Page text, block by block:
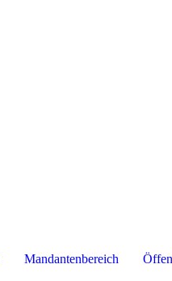
Mandantenbereich